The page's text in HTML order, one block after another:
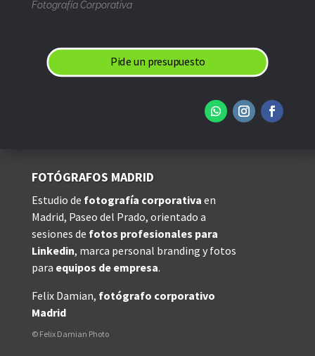
Fotografía Corporativa
Pide un presupuesto
FOTÓGRAFOS MADRID
Estudio de fotografía corporativa en
Madrid, Paseo del Prado, orientado a
sesiones de fotos profesionales para
Linkedin, marca personal branding y fotos
para equipos de empresa.
Felix Damian, fotógrafo corporativo
Madrid
© Felix Damian Photo